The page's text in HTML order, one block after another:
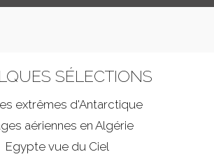
SÉLECTIONS
extrêmes d'Antarctique
aériennes en Algérie
Egypte vue du Ciel